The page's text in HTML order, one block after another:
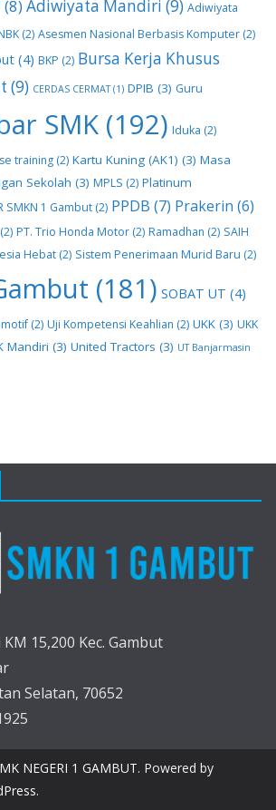
(8) Adiwiyata Mandiri (9) Adiwiyata
(2) Asesmen Nasional Berbasis Komputer (2)
(4) BKP (2) Bursa Kerja Khusus
(9) CERDAS CERMAT(1) DPIB (3) Guru
SMK (192) Iduka (2)
training (2) Kartu Kuning (AK1) (3) Masa
Sekolah (3) MPLS (2) Platinum
SMKN 1 Gambut (2) PPDB (7) Prakerin (6)
(2) PT. Trio Honda Motor (2) Ramadhan (2) SAIH
Hebat (2) Sistem Penerimaan Murid Baru (2)
(181) SOBAT UT (4)
(2) Uji Kompetensi Keahlian (2) UKK (3) UKK
Mandiri (3) United Tractors (3) UT Banjarmasin
KM 15,200 Kec. Gambut
Selatan, 70652
NEGERI 1 GAMBUT. Powered by
.